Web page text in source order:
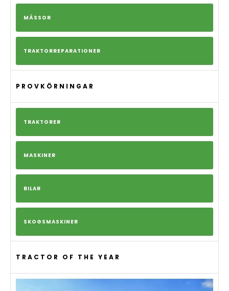
MÄSSOR
TRAKTORREPARATIONER
PROVKÖRNINGAR
TRAKTORER
MASKINER
BILAR
SKOGSMASKINER
TRACTOR OF THE YEAR